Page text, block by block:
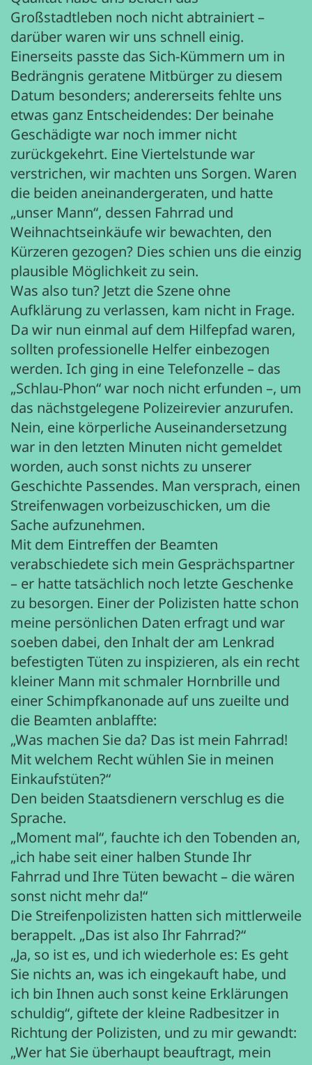
Großstadtleben noch nicht abtrainiert –
darüber waren wir uns schnell einig.
Einerseits passte das Sich-Kümmern um in
Bedrängnis geratene Mitbürger zu diesem
Datum besonders; andererseits fehlte uns
etwas ganz Entscheidendes: Der beinahe
Geschädigte war noch immer nicht
zurückgekehrt. Eine Viertelstunde war
verstrichen, wir machten uns Sorgen. Waren
die beiden aneinandergeraten, und hatte
„unser Mann“, dessen Fahrrad und
Weihnachtseinkäufe wir bewachten, den
Kürzeren gezogen? Dies schien uns die einzig
plausible Möglichkeit zu sein.
Was also tun? Jetzt die Szene ohne
Aufklärung zu verlassen, kam nicht in Frage.
Da wir nun einmal auf dem Hilfepfad waren,
sollten professionelle Helfer einbezogen
werden. Ich ging in eine Telefonzelle – das
„Schlau-Phon“ war noch nicht erfunden –, um
das nächstgelegene Polizeirevier anzurufen.
Nein, eine körperliche Auseinandersetzung
war in den letzten Minuten nicht gemeldet
worden, auch sonst nichts zu unserer
Geschichte Passendes. Man versprach, einen
Streifenwagen vorbeizuschicken, um die
Sache aufzunehmen.
Mit dem Eintreffen der Beamten
verabschiedete sich mein Gesprächspartner
– er hatte tatsächlich noch letzte Geschenke
zu besorgen. Einer der Polizisten hatte schon
meine persönlichen Daten erfragt und war
soeben dabei, den Inhalt der am Lenkrad
befestigten Tüten zu inspizieren, als ein recht
kleiner Mann mit schmaler Hornbrille und
einer Schimpfkanonade auf uns zueilte und
die Beamten anblaffte:
„Was machen Sie da? Das ist mein Fahrrad!
Mit welchem Recht wühlen Sie in meinen
Einkaufstüten?“
Den beiden Staatsdienern verschlug es die
Sprache.
„Moment mal“, fauchte ich den Tobenden an,
„ich habe seit einer halben Stunde Ihr
Fahrrad und Ihre Tüten bewacht – die wären
sonst nicht mehr da!“
Die Streifenpolizisten hatten sich mittlerweile
berappelt. „Das ist also Ihr Fahrrad?“
„Ja, so ist es, und ich wiederhole es: Es geht
Sie nichts an, was ich eingekauft habe, und
ich bin Ihnen auch sonst keine Erklärungen
schuldig“, giftete der kleine Radbesitzer in
Richtung der Polizisten, und zu mir gewandt:
„Wer hat Sie überhaupt beauftragt, mein